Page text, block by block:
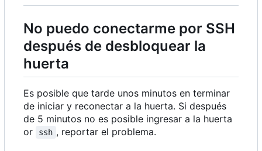
No puedo conectarme por SSH
después de desbloquear la
huerta
Es posible que tarde unos minutos en terminar
de iniciar y reconectar a la huerta. Si después
de 5 minutos no es posible ingresar a la huerta
or
ssh , reportar el problema.